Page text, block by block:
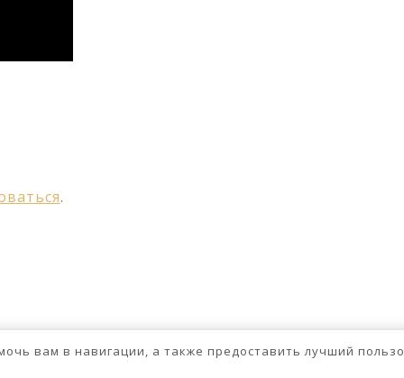
.
вам в навигации, а также предоставить лучший